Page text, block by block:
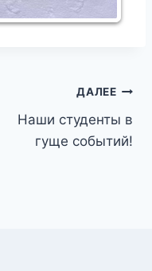
ДАЛЕЕ
Наши студенты в
гуще событий!